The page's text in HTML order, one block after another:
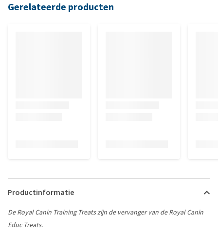
Gerelateerde producten
Productinformatie
De Royal Canin Training Treats zijn de vervanger van de Royal Canin
Educ Treats.